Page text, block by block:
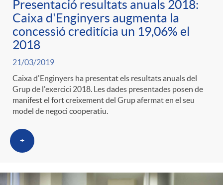
Presentació resultats anuals 2018:
Caixa d'Enginyers augmenta la
concessió creditícia un 19,06% el
2018
21/03/2019
Caixa d'Enginyers ha presentat els resultats anuals del
Grup de l'exercici 2018. Les dades presentades posen de
manifest el fort creixement del Grup afermat en el seu
model de negoci cooperatiu.
+